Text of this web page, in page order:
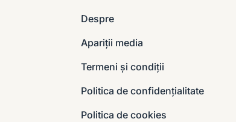
Despre
Apariții media
Termeni și condiții
Politica de confidențialitate
Politica de cookies